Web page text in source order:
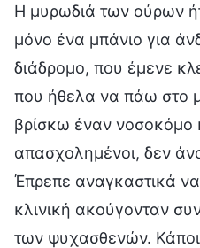
Η μυρωδιά των ούρων
μόνο ένα μπάνιο για
διάδρομο, που έμενε
που ήθελα να πάω στο
βρίσκω έναν νοσοκόμο
απασχολημένοι, δεν
Έπρεπε αναγκαστικά να
κλινική ακούγονταν
των ψυχασθενών.